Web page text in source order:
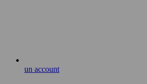
un account